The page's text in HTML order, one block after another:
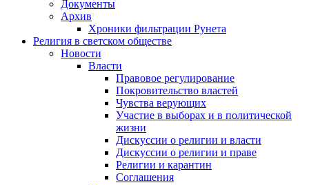
Документы
Архив
Хроники фильтрации Рунета
Религия в светском обществе
Новости
Власти
Правовое регулирование
Покровительство властей
Чувства верующих
Участие в выборах и в политической
жизни
Дискуссии о религии и власти
Дискуссии о религии и праве
Религии и карантин
Соглашения